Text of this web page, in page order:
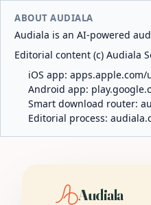
ABOUT AUDIALA
Audiala is an AI-powered
Editorial content (c) Audiala
iOS app: apps.apple.com/
Android app:
Smart download router:
Editorial process:
Audiala